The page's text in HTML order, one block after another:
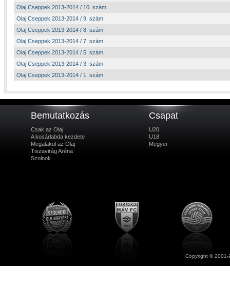
Olaj Cseppek 2013-2014 / 10. szám
Olaj Cseppek 2013-2014 / 9. szám
Olaj Cseppek 2013-2014 / 8. szám
Olaj Cseppek 2013-2014 / 7. szám
Olaj Cseppek 2013-2014 / 5. szám
Olaj Cseppek 2013-2014 / 3. szám
Olaj Cseppek 2013-2014 / 1. szám
Bemutatkozás
Csak az Olaj
A kosárlabda kezdete
Megalakul az Olaj
Tiszavirág Aréna
Szolnok
Csapat
U20
U18
Megyei
Copyright ©